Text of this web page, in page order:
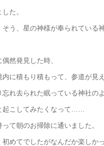
た。
う、星の神様が奉られている
然発見した時、
に積もり積もって、参道が見
れ去られた眠っている神社の
起こしてみたくなって……
て朝のお掃除に通いました。
めてでしたがなんだか楽しかっ